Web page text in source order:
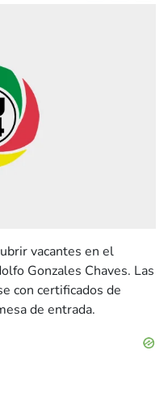
vacantes en el
Gonzales Chaves. Las
con certificados de
de entrada.